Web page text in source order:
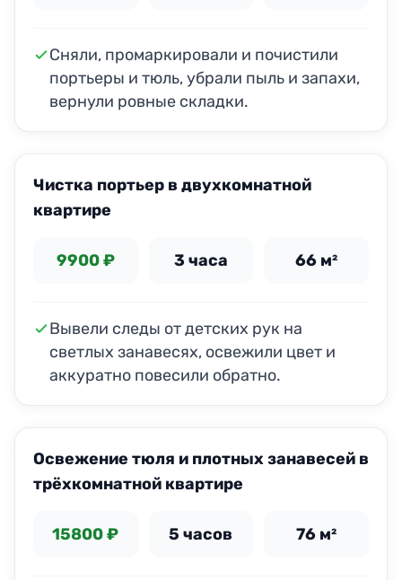
Сняли, промаркировали и почистили
портьеры и тюль, убрали пыль и запахи,
вернули ровные складки.
Чистка портьер в двухкомнатной
квартире
9900 ₽ 3 часа 66 м²
Вывели следы от детских рук на
светлых занавесях, освежили цвет и
аккуратно повесили обратно.
Освежение тюля и плотных занавесей в
трёхкомнатной квартире
15800 ₽ 5 часов 76 м²